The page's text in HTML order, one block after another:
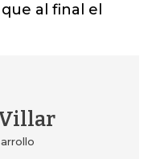
al final el